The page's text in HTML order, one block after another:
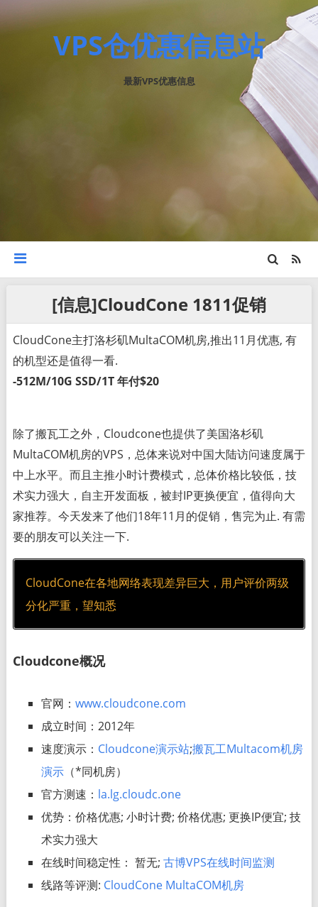
VPS仓优惠信息站
最新VPS优惠信息
[信息]CloudCone 1811促销
CloudCone主打洛杉矶MultaCOM机房,推出11月优惠, 有
的机型还是值得一看.
-512M/10G SSD/1T 年付$20
除了搬瓦工之外，Cloudcone也提供了美国洛杉矶
MultaCOM机房的VPS，总体来说对中国大陆访问速度属于
中上水平。而且主推小时计费模式，总体价格比较低，技
术实力强大，自主开发面板，被封IP更换便宜，值得向大
家推荐。今天发来了他们18年11月的促销，售完为止. 有需
要的朋友可以关注一下.
CloudCone在各地网络表现差异巨大，用户评价两级
分化严重，望知悉
Cloudcone概况
官网： www.cloudcone.com
成立时间：2012年
速度演示： Cloudcone演示站;搬瓦工Multacom机房
演示（*同机房）
官方测速： la.lg.cloudc.one
优势：价格优惠; 小时计费; 价格优惠; 更换IP便宜; 技
术实力强大
在线时间稳定性： 暂无; 古博VPS在线时间监测
线路等评测: CloudCone MultaCOM机房